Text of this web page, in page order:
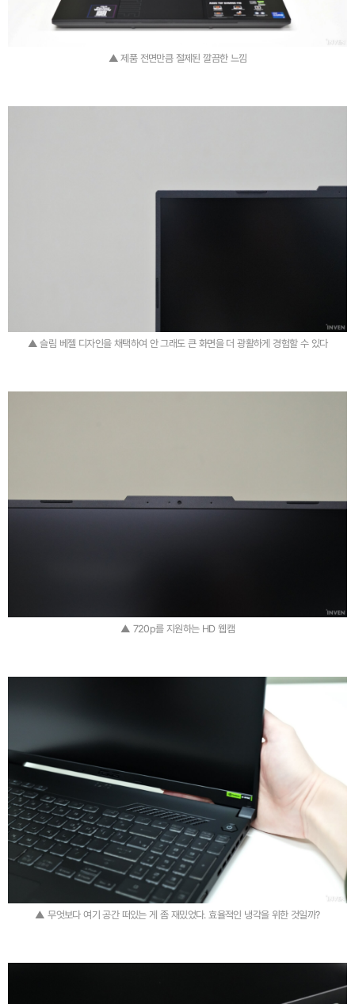
▲ 제품 전면만큼 절제된 깔끔한 느낌
▲ 슬림 베젤 디자인을 채택하여 안 그래도 큰 화면을 더 광활하게 경험할 수 있다
▲ 720p를 지원하는 HD 웹캠
▲ 무엇보다 여기 공간 떠있는 게 좀 재밌었다. 효율적인 냉각을 위한 것일까?